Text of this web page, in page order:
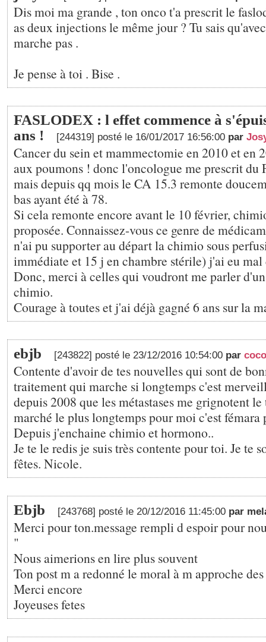
Dis moi ma grande , ton onco t'a prescrit le
as deux injections le même jour ? Tu sais
marche pas .
Je pense à toi . Bise .
FASLODEX : l effet commence à
ans !
[244319] posté le 16/01/2017 16:56:00 par
Cancer du sein et mammectomie en 2010 et en
aux poumons ! donc l'oncologue me prescrit
mais depuis qq mois le CA 15.3 remonte
bas ayant été à 78.
Si cela remonte encore avant le 10 février,
proposée. Connaissez-vous ce genre de
n'ai pu supporter au départ la chimio sous
immédiate et 15 j en chambre stérile) j'ai eu
Donc, merci à celles qui voudront me parler
chimio.
Courage à toutes et j'ai déjà gagné 6 ans sur la
ebjb [243822] posté le 23/12/2016 10:54:00 par
Contente d'avoir de tes nouvelles qui sont de
traitement qui marche si longtemps c'est
depuis 2008 que les métastases me grignotent
marché le plus longtemps pour moi c'est fémara
Depuis j'enchaine chimio et hormono..
Je te le redis je suis très contente pour toi. Je te
fêtes. Nicole.
Ebjb [243768] posté le 20/12/2016 11:45:00 par
Merci pour ton.message rempli d espoir pour
"
Nous aimerions en lire plus souvent
Ton post m a redonné le moral à m approche
Merci encore
Joyeuses fetes